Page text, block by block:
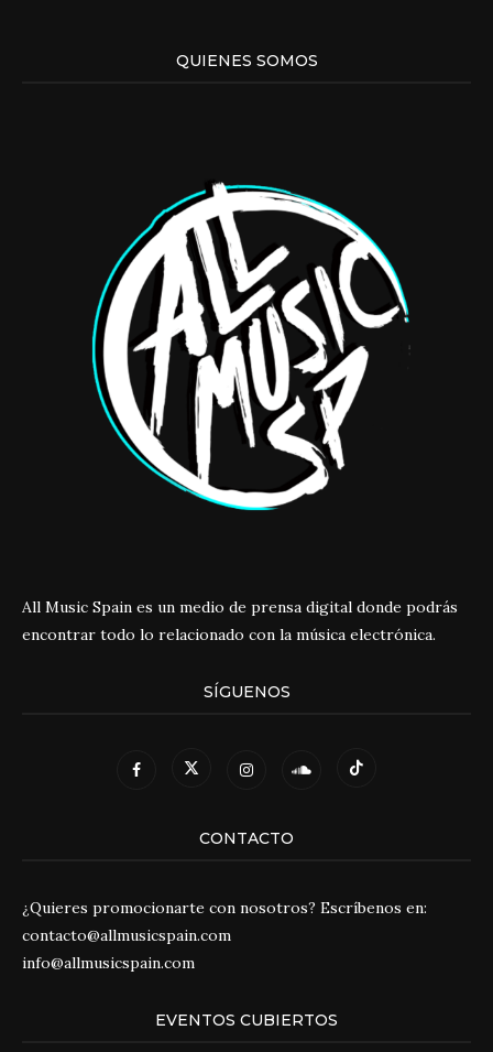
QUIENES SOMOS
All Music Spain es un medio de prensa digital donde podrás
encontrar todo lo relacionado con la música electrónica.
SÍGUENOS
CONTACTO
¿Quieres promocionarte con nosotros? Escríbenos en:
contacto@allmusicspain.com
info@allmusicspain.com
EVENTOS CUBIERTOS